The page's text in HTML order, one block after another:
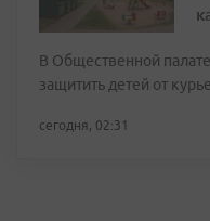
В Общественной
защитить детей от
сегодня, 02:31